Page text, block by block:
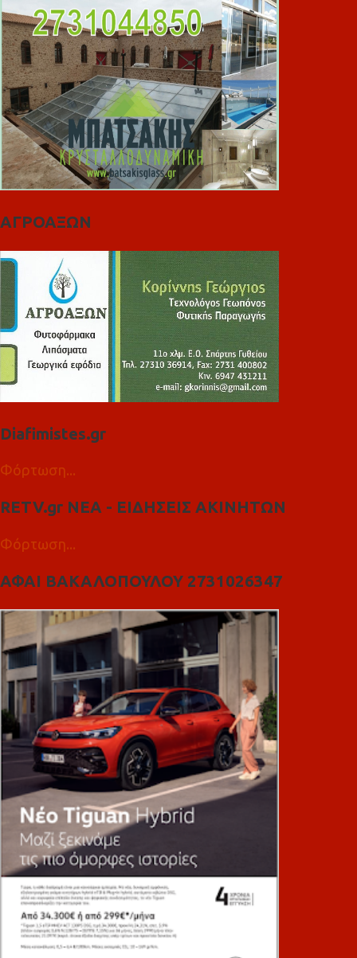
ΑΓΡΟΑΞΩΝ
Diafimistes.gr
Φόρτωση...
RETV.gr ΝΕΑ - ΕΙΔΗΣΕΙΣ ΑΚΙΝΗΤΩΝ
Φόρτωση...
ΑΦΑΙ ΒΑΚΑΛΟΠΟΥΛΟΥ 2731026347